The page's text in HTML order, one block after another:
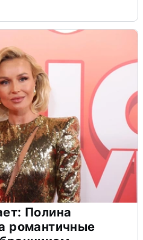
Полина
романтичные